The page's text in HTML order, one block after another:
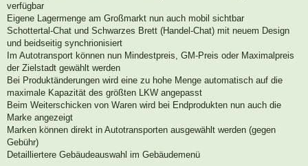
verfügbar
Eigene Lagermenge am Großmarkt nun auch mobil sichtbar
Schottertal-Chat und Schwarzes Brett (Handel-Chat) mit neuem Design
und beidseitig synchrionisiert
Im Autotransport können nun Mindestpreis, GM-Preis oder Maximalpreis
der Zielstadt gewählt werden
Bei Produktänderungen wird eine zu hohe Menge automatisch auf die
maximale Kapazität des größten LKW angepasst
Beim Weiterschicken von Waren wird bei Endprodukten nun auch die
Marke angezeigt
Marken können direkt in Autotransporten ausgewählt werden (gegen
Gebühr)
Detailliertere Gebäudeauswahl im Gebäudemenü